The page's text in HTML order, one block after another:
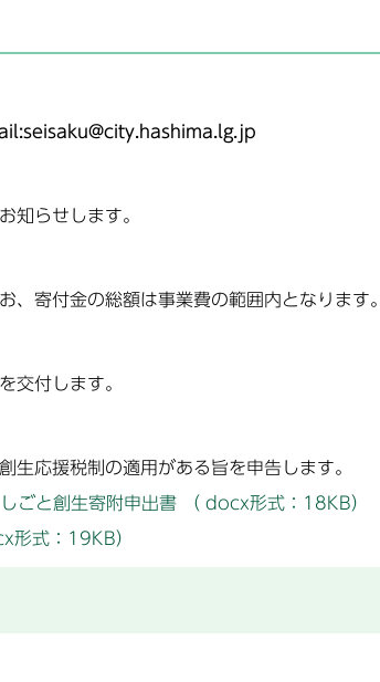
知らせします。
寄付金の総額は事業費の範囲内となります。
交付します。
応援税制の適用がある旨を申告します。
ごと創生寄附申出書 （ docx形式：18KB）
式：19KB）